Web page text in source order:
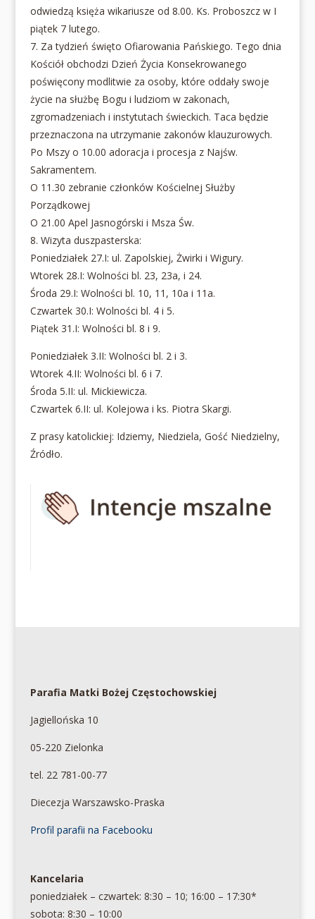
odwiedzą księża wikariusze od 8.00. Ks. Proboszcz w I
piątek 7 lutego.
7. Za tydzień święto Ofiarowania Pańskiego. Tego dnia
Kościół obchodzi Dzień Życia Konsekrowanego
poświęcony modlitwie za osoby, które oddały swoje
życie na służbę Bogu i ludziom w zakonach,
zgromadzeniach i instytutach świeckich. Taca będzie
przeznaczona na utrzymanie zakonów klauzurowych.
Po Mszy o 10.00 adoracja i procesja z Najśw.
Sakramentem.
O 11.30 zebranie członków Kościelnej Służby
Porządkowej
O 21.00 Apel Jasnogórski i Msza Św.
8. Wizyta duszpasterska:
Poniedziałek 27.I: ul. Zapolskiej, Żwirki i Wigury.
Wtorek 28.I: Wolności bl. 23, 23a, i 24.
Środa 29.I: Wolności bl. 10, 11, 10a i 11a.
Czwartek 30.I: Wolności bl. 4 i 5.
Piątek 31.I: Wolności bl. 8 i 9.
Poniedziałek 3.II: Wolności bl. 2 i 3.
Wtorek 4.II: Wolności bl. 6 i 7.
Środa 5.II: ul. Mickiewicza.
Czwartek 6.II: ul. Kolejowa i ks. Piotra Skargi.
Z prasy katolickiej: Idziemy, Niedziela, Gość Niedzielny,
Źródło.
Parafia Matki Bożej Częstochowskiej
Jagiellońska 10
05-220 Zielonka
tel. 22 781-00-77
Diecezja Warszawsko-Praska
Profil parafii na Facebooku
Kancelaria
poniedziałek – czwartek: 8:30 – 10; 16:00 – 17:30*
sobota: 8:30 – 10:00